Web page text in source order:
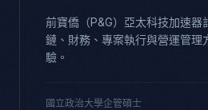
前寶僑（P&G）亞太科技加速器
鏈、財務、專案執行與營運管理
驗。
國立政治大學企管碩士